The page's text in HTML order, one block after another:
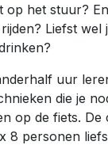
op het stuur?
Liefst wel
uur
die je
op de fiets. De
8 personen